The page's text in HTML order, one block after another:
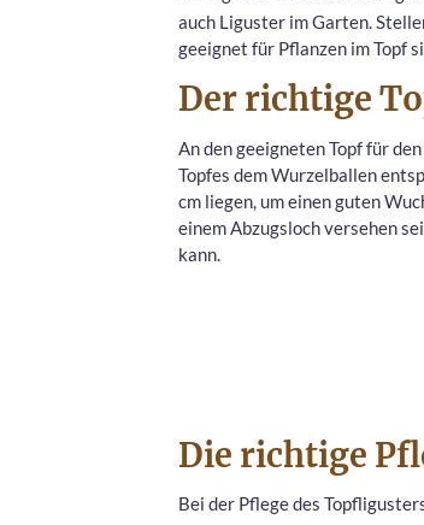
auch Liguster im Garten.
geeignet für Pflanzen im Topf
Der richtige
An den geeigneten Topf für
Topfes dem Wurzelballen
cm liegen, um einen guten
einem Abzugsloch versehen
kann.
Die richtige
Bei der Pflege des